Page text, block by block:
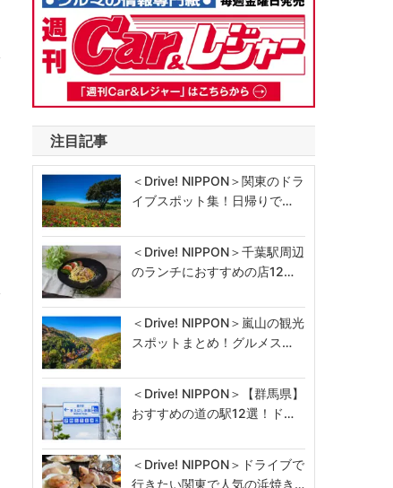
注目記事
＜Drive! NIPPON＞関東のドラ
イブスポット集！日帰りで…
＜Drive! NIPPON＞千葉駅周辺
のランチにおすすめの店12…
＜Drive! NIPPON＞嵐山の観光
スポットまとめ！グルメス…
＜Drive! NIPPON＞【群馬県】
おすすめの道の駅12選！ド…
＜Drive! NIPPON＞ドライブで
行きたい関東で人気の浜焼き…